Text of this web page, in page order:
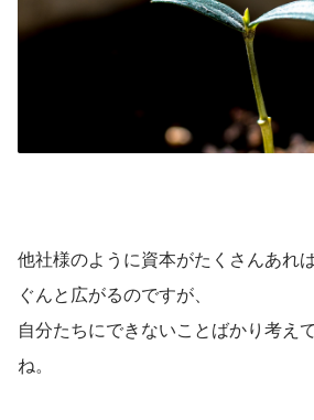
他社様のように資本がたくさんあれ
ぐんと広がるのですが、
自分たちにできないことばかり考え
ね。